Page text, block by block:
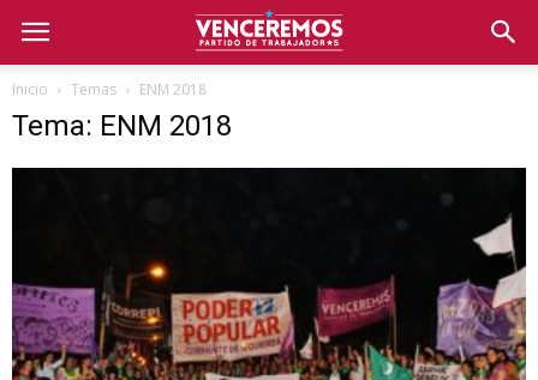
Inicio Temas ENM 2018
Tema: ENM 2018